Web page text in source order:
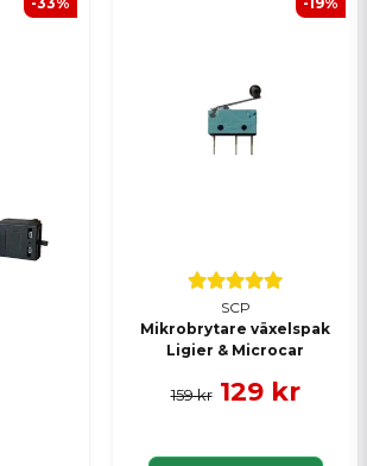
SCP
Mikrobrytare växelspak
Ligier & Microcar
159 kr 129 kr
Skicka en fråga